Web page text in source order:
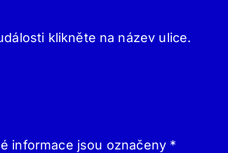
klikněte na název ulice.
informace jsou označeny *